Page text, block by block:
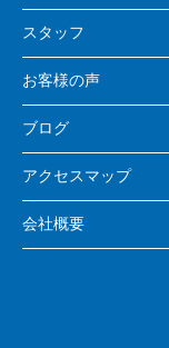
スタッフ
お客様の声
ブログ
アクセスマップ
会社概要